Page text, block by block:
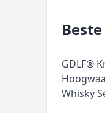
GDLF®
Whisky